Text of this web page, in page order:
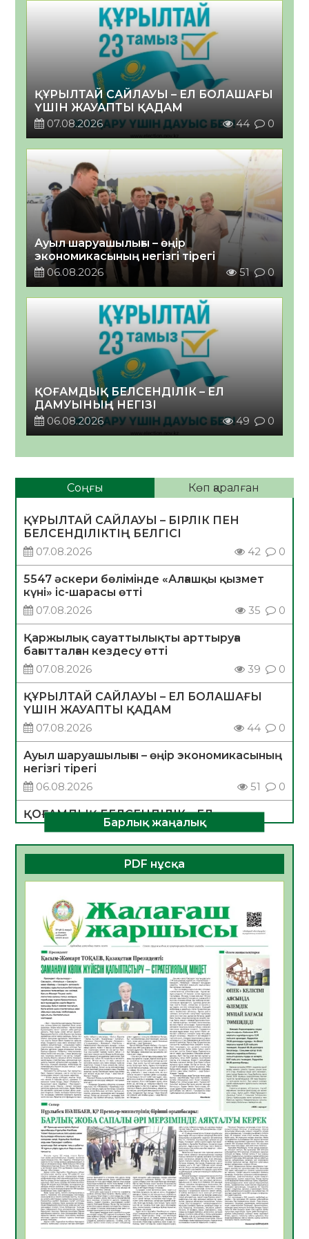
ҚҰРЫЛТАЙ САЙЛАУЫ – ЕЛ БОЛАШАҒЫ
ҮШІН ЖАУАПТЫ ҚАДАМ
07.08.2026
44 0
Ауыл шаруашылығы – өңір
экономикасының негізгі тірегі
06.08.2026
51 0
ҚОҒАМДЫҚ БЕЛСЕНДІЛІК – ЕЛ
ДАМУЫНЫҢ НЕГІЗІ
06.08.2026
49 0
Соңғы Көп қаралған
ҚҰРЫЛТАЙ САЙЛАУЫ – БІРЛІК ПЕН
БЕЛСЕНДІЛІКТІҢ БЕЛГІСІ
07.08.2026
42 0
5547 әскери бөлімінде «Алғашқы қызмет
күні» іс-шарасы өтті
07.08.2026
35 0
Қаржылық сауаттылықты арттыруға
бағытталған кездесу өтті
07.08.2026
39 0
ҚҰРЫЛТАЙ САЙЛАУЫ – ЕЛ БОЛАШАҒЫ
ҮШІН ЖАУАПТЫ ҚАДАМ
07.08.2026
44 0
Ауыл шаруашылығы – өңір экономикасының
негізгі тірегі
06.08.2026
51 0
ҚОҒАМДЫҚ БЕЛСЕНДІЛІК – ЕЛ
ДАМУЫНЫҢ НЕГІЗІ
06.08.2026
49 0
ҚҰРЫЛТАЙ САЙЛАУЫ – БОЛАШАҚҚА
БАСТАР ЖАУАПТЫ ТАҢДАУ
06.08.2026
Инфекциялық ауруларға қарсы иммундау
жұмыстарының тиімділігі
06.08.2026
53
Көкжөтел ауруы туралы
06.08.2026
51
АПВ вакцинасы туралы мәлімет
06.08.2026
49
Open Air: Қызылорда облысы полиция
департаменті 20 мыңнан астам
көрерменнің қауіпсіздігін қамтамасыз етті
06.08.2026
62
ҚЫЗЫЛОРДАДА «САНАЛЫ ҰРПАҚ –
ЖАРҚЫН БОЛАШАҚ» АТТЫ КЕҢЕЙТІЛГЕН
МӘЖІЛІС ӨТТІ
05.08.2026
63
Қазақстан Орталық Азиядағы көшуге ең
Барлық жаңалық
PDF нұсқа